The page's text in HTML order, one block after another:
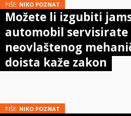
PIŠE: NIKO POZNAT
Možete li izgubiti
automobil servisirate
neovlaštenog
doista kaže zakon
PIŠE: NIKO POZNAT